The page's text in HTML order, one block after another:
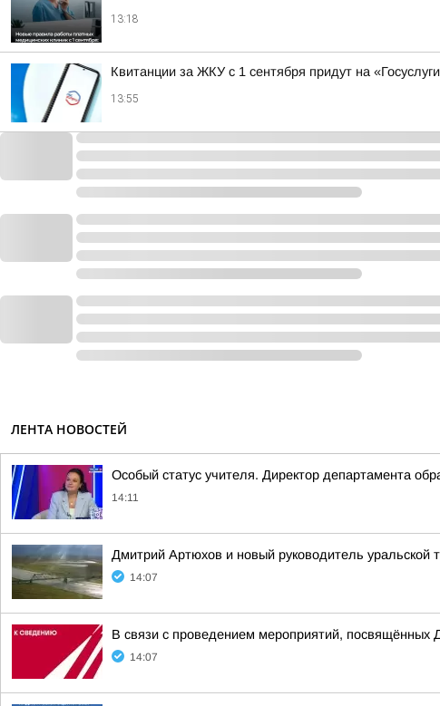
13:18
Квитанции за ЖКУ с 1 сентября придут на
13:55
ЛЕНТА НОВОСТЕЙ
Особый статус учителя. Директор департамента
14:11
Дмитрий Артюхов и новый руководитель уральской
14:07
В связи с проведением мероприятий, посвящённых
14:07